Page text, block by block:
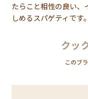
たらこと相性の良い、
しめるスパゲティです。
クッ
このブ